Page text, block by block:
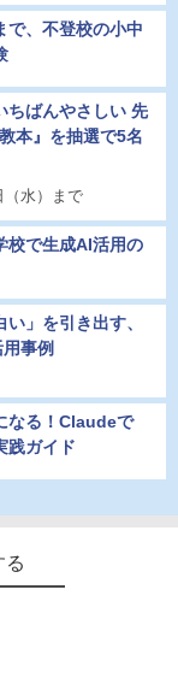
で、不登校の小中
ちばんやさしい 先
本』を抽選で5名
水）まで
校で生成AI活用の
」を引き出す、
事例
なる！Claudeで
践ガイド
る